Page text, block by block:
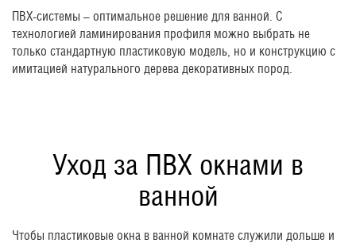
ПВХ-системы – оптимальное решение для ванной. С
технологией ламинирования профиля можно выбрать не
только стандартную пластиковую модель, но и конструкцию с
имитацией натурального дерева декоративных пород.
Уход за ПВХ окнами в
ванной
Чтобы пластиковые окна в ванной комнате служили дольше и